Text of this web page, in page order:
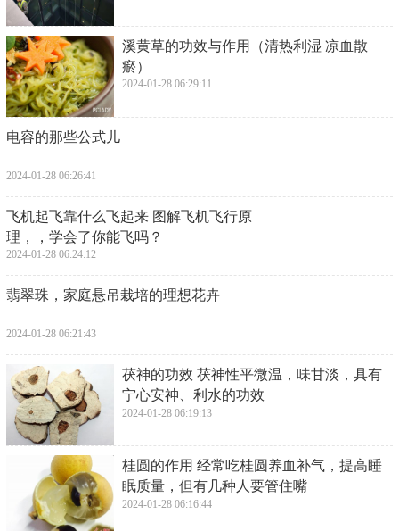
​溪黄草的功效与作用（清热利湿 凉血散
瘀）
2024-01-28 06:29:11
​电容的那些公式儿
2024-01-28 06:26:41
​飞机起飞靠什么飞起来 图解飞机飞行原
理，，学会了你能飞吗？
2024-01-28 06:24:12
​翡翠珠，家庭悬吊栽培的理想花卉
2024-01-28 06:21:43
​茯神的功效 茯神性平微温，味甘淡，具有
宁心安神、利水的功效
2024-01-28 06:19:13
​桂圆的作用 经常吃桂圆养血补气，提高睡
眠质量，但有几种人要管住嘴
2024-01-28 06:16:44